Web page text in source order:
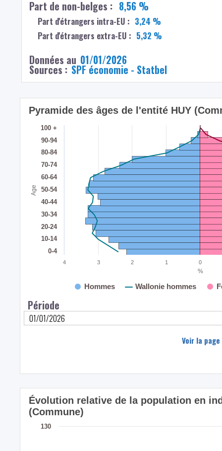
Part de non-belges : 8,56 %
Part d'étrangers intra-EU : 3,24 %
Part d'étrangers extra-EU : 5,32 %
Données au 01/01/2026
Sources : SPF économie - Statbel
Age
%
Pyramide des âges de l'entité HUY
Hommes Wallonie hommes
0-4
10-14
20-24
30-34
40-44
50-54
60-64
70-74
80-84
90-94
100 +
4 3 2 1 0
Période
Voir la
Évolution relative de la population en
(Commune)
130